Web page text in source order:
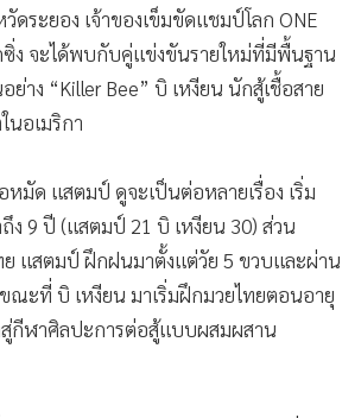
ดระยอง เจ้าของเข็มขัดแชมป์โลก ONE
ง จะได้พบกับคู่แข่งขันรายใหม่ที่มีพื้นฐาน
ย่าง “Killer Bee” บิ เหงียน นักสู้เชื้อสาย
นอเมริกา
มัด แสตมป์ ดูจะเป็นต่อหลายเรื่อง เริ่ม
ง 9 ปี (แสตมป์ 21 บิ เหงียน 30) ส่วน
แสตมป์ ฝึกฝนมาตั้งแต่วัย 5 ขวบและผ่าน
ะที่ บิ เหงียน มาเริ่มฝึกมวยไทยตอนอายุ
กีฬาศิลปะการต่อสู้แบบผสมผสาน